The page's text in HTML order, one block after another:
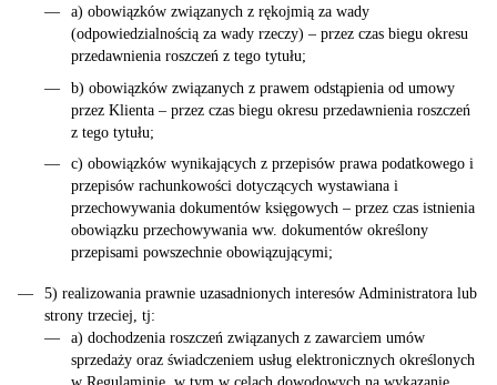
a) obowiązków związanych z rękojmią za wady
(odpowiedzialnością za wady rzeczy) – przez czas biegu okresu
przedawnienia roszczeń z tego tytułu;
b) obowiązków związanych z prawem odstąpienia od umowy
przez Klienta – przez czas biegu okresu przedawnienia roszczeń
z tego tytułu;
c) obowiązków wynikających z przepisów prawa podatkowego i
przepisów rachunkowości dotyczących wystawiana i
przechowywania dokumentów księgowych – przez czas istnienia
obowiązku przechowywania ww. dokumentów określony
przepisami powszechnie obowiązującymi;
5) realizowania prawnie uzasadnionych interesów Administratora lub
strony trzeciej, tj:
a) dochodzenia roszczeń związanych z zawarciem umów
sprzedaży oraz świadczeniem usług elektronicznych określonych